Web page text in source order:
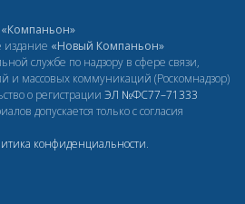
издание «Новый Компаньон»
службе по надзору в сфере связи,
и массовых коммуникаций (Роскомнадзор)
о регистрации ЭЛ №ФС77–71333
допускается только с согласия
конфиденциальности.